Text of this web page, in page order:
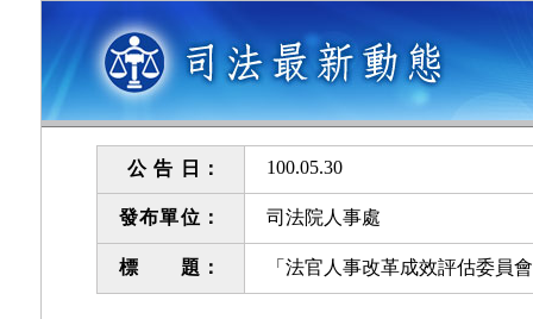
公 告 日： 100.05.30
發布單位： 司法院人事處
標 題： 「法官人事改革成效評估委員